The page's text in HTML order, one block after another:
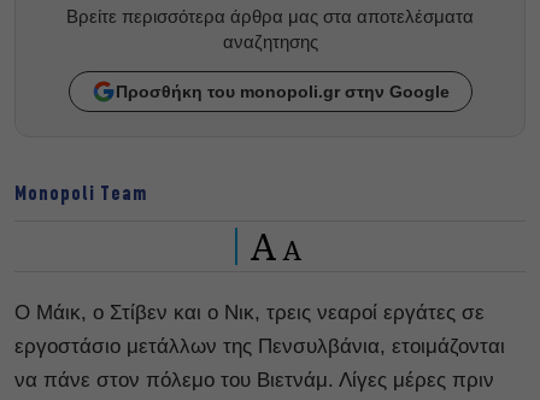
Βρείτε περισσότερα άρθρα μας στα αποτελέσματα
αναζητησης
Προσθήκη του monopoli.gr στην Google
Monopoli Team
A A
Ο Μάικ, ο Στίβεν και ο Νικ, τρεις νεαροί εργάτες σε
εργοστάσιο μετάλλων της Πενσυλβάνια, ετοιμάζονται
να πάνε στον πόλεμο του Βιετνάμ. Λίγες μέρες πριν